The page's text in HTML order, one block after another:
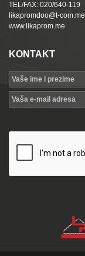
TEL/FAX: 020/640-119
likapromdoo@t-com.me
www.likaprom.me
KONTAKT